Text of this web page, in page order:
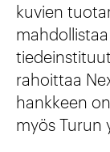
kuvien
rahoittaa
hankkeen
myös Turun